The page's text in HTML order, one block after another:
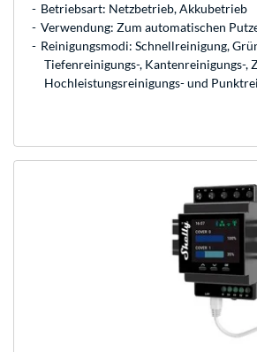
Betriebsart: Netzbetrieb, Akkubetrieb
Verwendung: Zum automatischen
Reinigungsmodi: Schnellreinigung,
Tiefenreinigungs-, Kantenreinigungs-,
Hochleistungsreinigungs- und